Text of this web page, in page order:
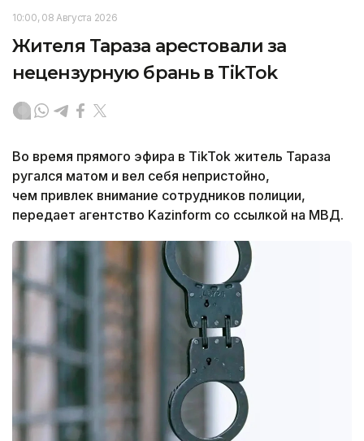
10:00, 08 Августа 2026
Жителя Тараза арестовали за
нецензурную брань в TikTok
Во время прямого эфира в TikTok житель Тараза
ругался матом и вел себя непристойно,
чем привлек внимание сотрудников полиции,
передает агентство Kazinform со ссылкой на МВД.